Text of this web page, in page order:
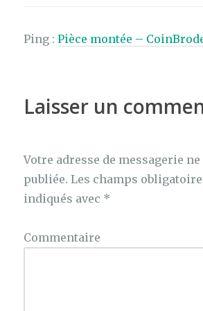
Ping :Pièce montée –
Laisser un
Votre adresse de messagerie ne
publiée. Les champs
indiqués avec *
Commentaire